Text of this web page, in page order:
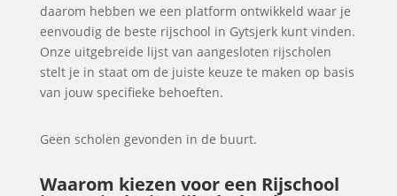
daarom hebben we een platform ontwikkeld waar je
eenvoudig de beste rijschool in Gytsjerk kunt vinden.
Onze uitgebreide lijst van aangesloten rijscholen
stelt je in staat om de juiste keuze te maken op basis
van jouw specifieke behoeften.
Geen scholen gevonden in de buurt.
Waarom kiezen voor een Rijschool